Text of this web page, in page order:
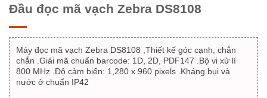
Đầu đọc mã vạch Zebra DS8108
Máy đọc mã vạch Zebra DS8108 ,Thiết kế góc cạnh, chắn
chắn .Giải mã chuẩn barcode: 1D, 2D, PDF147 .Bộ vi xử lí
800 MHz .Độ cảm biến: 1,280 x 960 pixels .Kháng bụi và
nước ở chuẩn IP42